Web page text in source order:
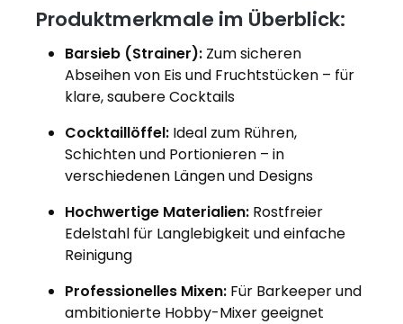
Produktmerkmale im Überblick:
Barsieb (Strainer): Zum sicheren
Abseihen von Eis und Fruchtstücken – für
klare, saubere Cocktails
Cocktaillöffel: Ideal zum Rühren,
Schichten und Portionieren – in
verschiedenen Längen und Designs
Hochwertige Materialien: Rostfreier
Edelstahl für Langlebigkeit und einfache
Reinigung
Professionelles Mixen: Für Barkeeper und
ambitionierte Hobby-Mixer geeignet